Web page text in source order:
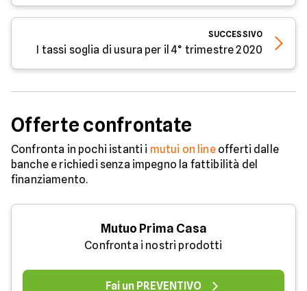
SUCCESSIVO
I tassi soglia di usura per il 4° trimestre 2020
Offerte confrontate
Confronta in pochi istanti i mutui on lineofferti dalle
banche e richiedi senza impegno la fattibilità del
finanziamento.
Mutuo Prima Casa
Confronta i nostri prodotti
Fai un PREVENTIVO